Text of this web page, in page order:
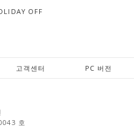
OFF
고객센터 PC 버전
호